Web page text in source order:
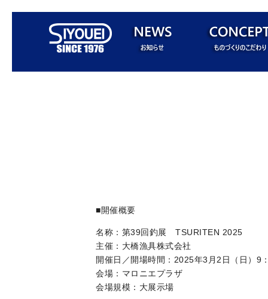
■開催概要
名称：第39回釣展 TSURITEN 2025
主催：大橋漁具株式会社
開催日／開場時間：2025年3月2日（日）9
会場：マロニエプラザ
会場規模：大展示場